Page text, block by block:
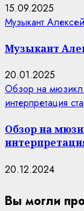
15.09.2025
Музыкант
Музыкант
20.01.2025
Обзор на мюзикл
интерпретация
Обзор на
20.12.2024
Вы могли